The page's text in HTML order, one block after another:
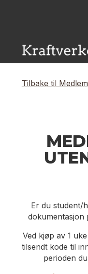
Tilbake til
Er du student/
dokumentasjon
Ved kjøp av 1
tilsendt kode til
perioden